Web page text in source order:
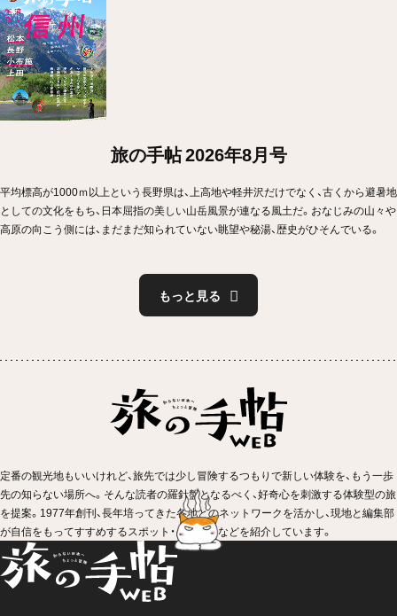
旅の手帖 2026年8月号
平均標高が1000ｍ以上という長野県は、上高地や軽井沢だけでなく、古くから避暑地
としての文化をもち、日本屈指の美しい山岳風景が連なる風土だ。おなじみの山々や
高原の向こう側には、まだまだ知られていない眺望や秘湯、歴史がひそんでいる。
もっと見る
定番の観光地もいいけれど、旅先では少し冒険するつもりで新しい体験を、もう一歩
先の知らない場所へ。そんな読者の羅針盤となるべく、好奇心を刺激する体験型の旅
を提案。1977年創刊、長年培ってきた各地とのネットワークを活かし、現地と編集部
が自信をもってすすめするスポット・イベントなどを紹介しています。